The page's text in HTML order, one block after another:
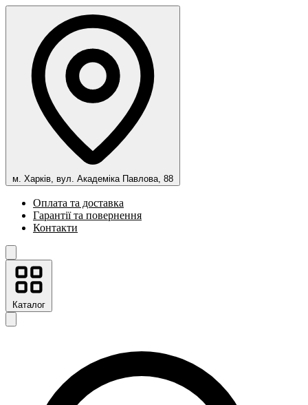
м. Харків, вул. Академіка Павлова, 88
Оплата та доставка
Гарантії та повернення
Контакти
Каталог